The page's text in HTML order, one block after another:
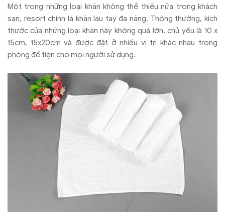
Một trong những loại khăn không thể thiếu nữa trong khách
sạn, resort chính là khăn lau tay đa năng. Thông thường, kích
thước của những loại khăn này không quá lớn, chủ yếu là 10 x
15cm, 15x20cm và được đặt ở nhiều vị trí khác nhau trong
phòng để tiện cho mọi người sử dụng.